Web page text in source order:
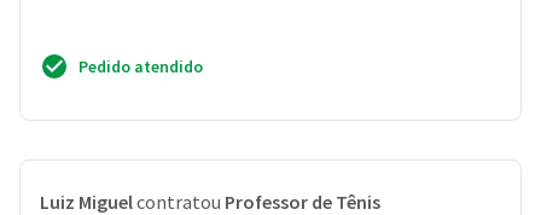
Pedido atendido
Luiz Miguelcontratou Professor de Tênis